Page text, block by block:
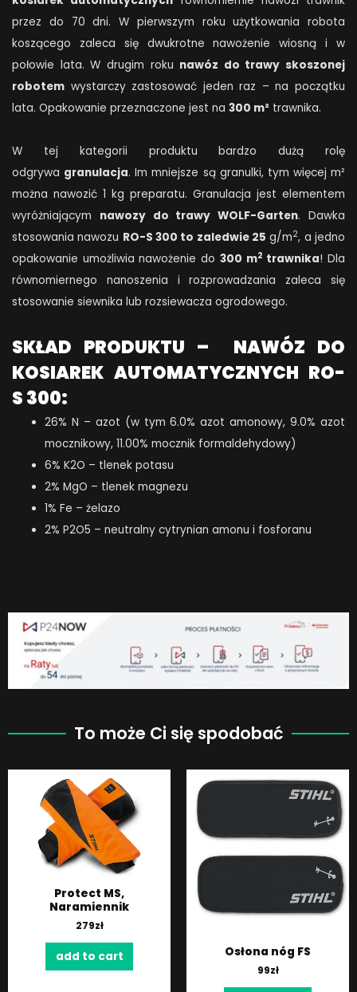
przez do 70 dni. W pierwszym roku użytkowania robota
koszącego zaleca się dwukrotne nawożenie wiosną i w
połowie lata. W drugim roku nawóz do trawy skoszonej
robotem wystarczy zastosować jeden raz – na początku
lata. Opakowanie przeznaczone jest na 300 m² trawnika.
W tej kategorii produktu bardzo dużą rolę
odgrywa granulacja. Im mniejsze są granulki, tym więcej m²
można nawozić 1 kg preparatu. Granulacja jest elementem
wyróżniającym nawozy do trawy WOLF-Garten. Dawka
stosowania nawozu RO-S 300 to zaledwie 25 g/m2, a jedno
opakowanie umożliwia nawożenie do 300 m2 trawnika! Dla
równomiernego nanoszenia i rozprowadzania zaleca się
stosowanie siewnika lub rozsiewacza ogrodowego.
SKŁAD PRODUKTU – NAWÓZ DO
KOSIAREK AUTOMATYCZNYCH RO-
S 300:
26% N – azot (w tym 6.0% azot amonowy, 9.0% azot
mocznikowy, 11.00% mocznik formaldehydowy)
6% K2O – tlenek potasu
2% MgO – tlenek magnezu
1% Fe – żelazo
2% P2O5 – neutralny cytrynian amonu i fosforanu
To może Ci się spodobać
Protect MS,
Naramiennik
279zł
add to cart Osłona nóg FS
99zł